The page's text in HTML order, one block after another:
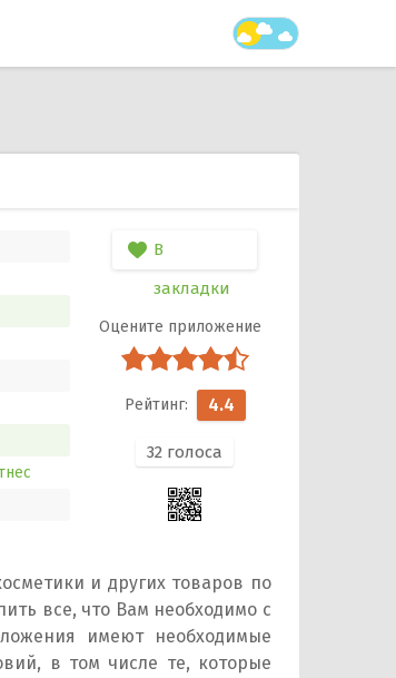
В
закладки
4.4
32 голоса
и других товаров по
все, что Вам необходимо с
имеют необходимые
в том числе те, которые